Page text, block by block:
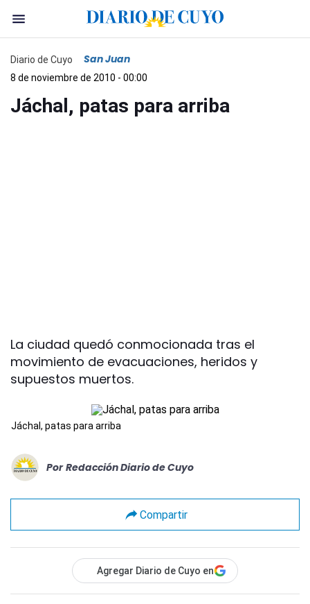
Diario de Cuyo San Juan
8 de noviembre de 2010 - 00:00
Jáchal, patas para arriba
La ciudad quedó conmocionada tras el
movimiento de evacuaciones, heridos y
supuestos muertos.
Jáchal, patas para arriba
Por Redacción Diario de Cuyo
Compartir
Agregar Diario de Cuyo en